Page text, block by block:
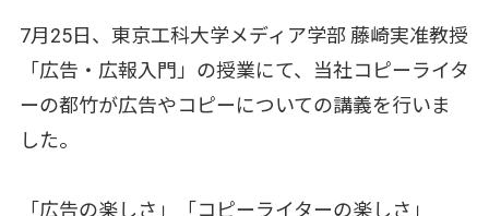
7月25日、東京工科大学メディア学部 藤崎実准教授
「広告・広報入門」の授業にて、当社コピーライタ
ーの都竹が広告やコピーについての講義を行いま
した。
「広告の楽しさ」「コピーライターの楽しさ」